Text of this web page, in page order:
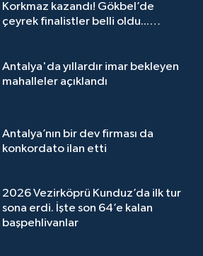
Korkmaz kazandı! Gökbel’de
çeyrek finalistler belli oldu...
Antalya'da yıllardır imar bekleyen
mahalleler açıklandı
Antalya’nın bir dev firması da
konkordato ilan etti
2026 Vezirköprü Kunduz’da ilk tur
sona erdi. İşte son 64’e kalan
başpehlivanlar